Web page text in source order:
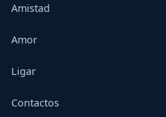
Amistad
Amor
Ligar
Contactos